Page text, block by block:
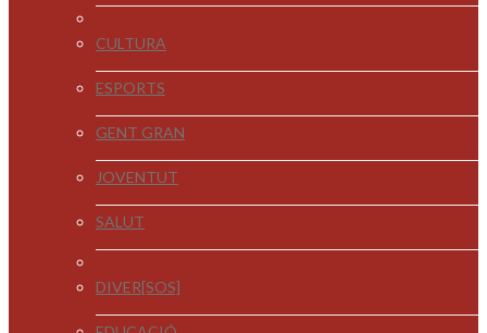
CULTURA
ESPORTS
GENT GRAN
JOVENTUT
SALUT
DIVER[SOS]